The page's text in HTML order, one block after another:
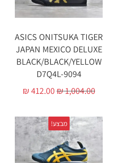
ASICS ONITSUKA TIGER
JAPAN MEXICO DELUXE
BLACK/BLACK/YELLOW
D7Q4L-9094
₪1,004.00
₪412.00
מבצע!